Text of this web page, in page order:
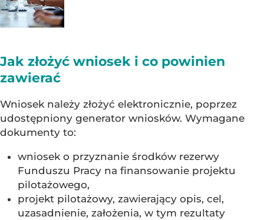
Jak złożyć wniosek i co powinien
zawierać
Wniosek należy złożyć elektronicznie, poprzez
udostępniony generator wniosków. Wymagane
dokumenty to:
wniosek o przyznanie środków rezerwy
Funduszu Pracy na finansowanie projektu
pilotażowego,
projekt pilotażowy, zawierający opis, cel,
uzasadnienie, założenia, w tym rezultaty